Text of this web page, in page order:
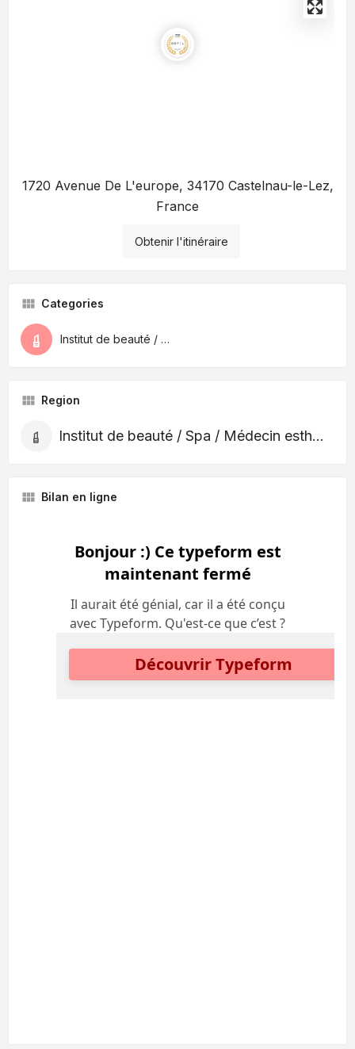
1720 Avenue De L'europe, 34170 Castelnau-le-Lez,
France
Obtenir l'itinéraire
Categories
Institut de beauté / Spa / Médecin esthétique
Region
Institut de beauté / Spa / Médecin esthétique
Bilan en ligne